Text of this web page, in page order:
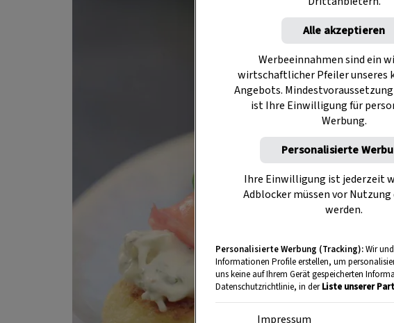
Alle akzeptieren
Werbeeinnahmen sind ein
wirtschaftlicher Pfeiler unseres
Angebots.
ist Ihre Einwilligung für
Werbung.
Personalisierte
Ihre Einwilligung ist jederzeit
Adblocker müssen vor
werden.
Personalisierte Werbung (Tracking):Wir
Informationen Profile erstellen, um
uns keine auf Ihrem Gerät gespeicherten
Datenschutzrichtlinie, in derListe unserer
Impressum